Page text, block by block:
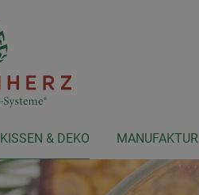
KISSEN & DEKO MANUFAKTUR